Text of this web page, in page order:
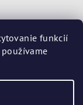
funkcií